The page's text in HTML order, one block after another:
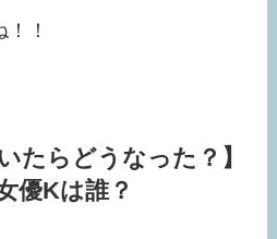
！
たらどうなった？】
優Kは誰？